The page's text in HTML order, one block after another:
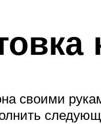
своими